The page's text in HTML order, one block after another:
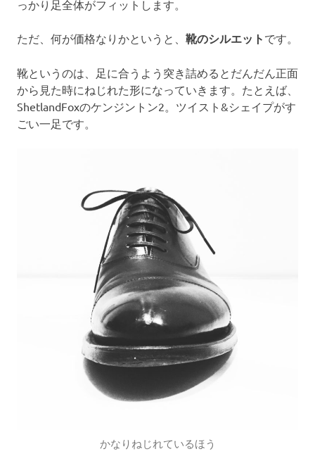
っかり足全体がフィットします。
ただ、何が価格なりかというと、 靴のシルエット です。
靴というのは、足に合うよう突き詰めるとだんだん正面
から見た時にねじれた形になっていきます。たとえば、
ShetlandFoxのケンジントン2。ツイスト&シェイプがす
ごい一足です。
かなりねじれているほう